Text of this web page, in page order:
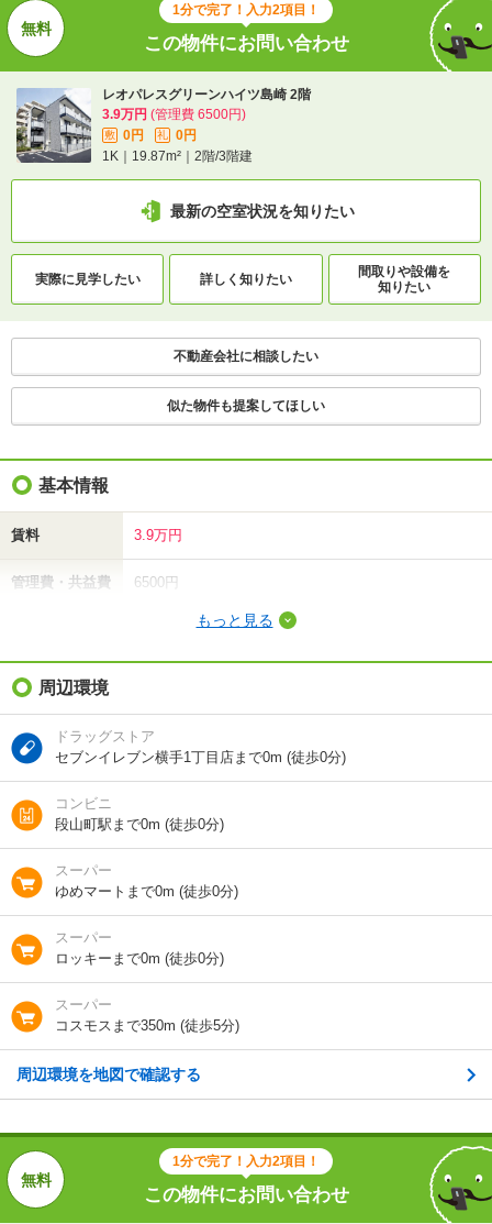
1分で完了！入力2項目！
この物件にお問い合わせ
レオパレスグリーンハイツ島崎 2階
3.9万円 (管理費 6500円)
敷 0円 礼
0円
1K｜19.87m²｜2階/3階建
最新の空室状況を知りたい
実際に見学したい 詳しく知りたい
間取りや設備を
知りたい
不動産会社に相談したい
似た物件も提案してほしい
基本情報
賃料 3.9万円
管理費・共益費 6500円
礼金（敷引・償
却金）
間取り / 専有面
積
1K/19.87m²
種別 / 構造
総戸数 27戸
向き
住所 熊本県熊本市中央区島崎１
地図を見る
熊本市電上熊本線/段山町駅 歩6分
もっと見る
周辺環境
ドラッグストア
セブンイレブン横手1丁目店まで0m (徒歩0分)
コンビニ
段山町駅まで0m (徒歩0分)
スーパー
ゆめマートまで0m (徒歩0分)
スーパー
ロッキーまで0m (徒歩0分)
スーパー
コスモスまで350m (徒歩5分)
周辺環境を地図で確認する
1分で完了！入力2項目！
この物件にお問い合わせ